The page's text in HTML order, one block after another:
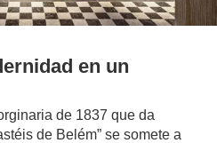
en un
de 1837 que da
de Belém” se somete a